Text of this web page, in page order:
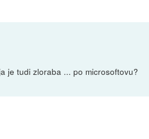
je tudi zloraba ... po microsoftovu?